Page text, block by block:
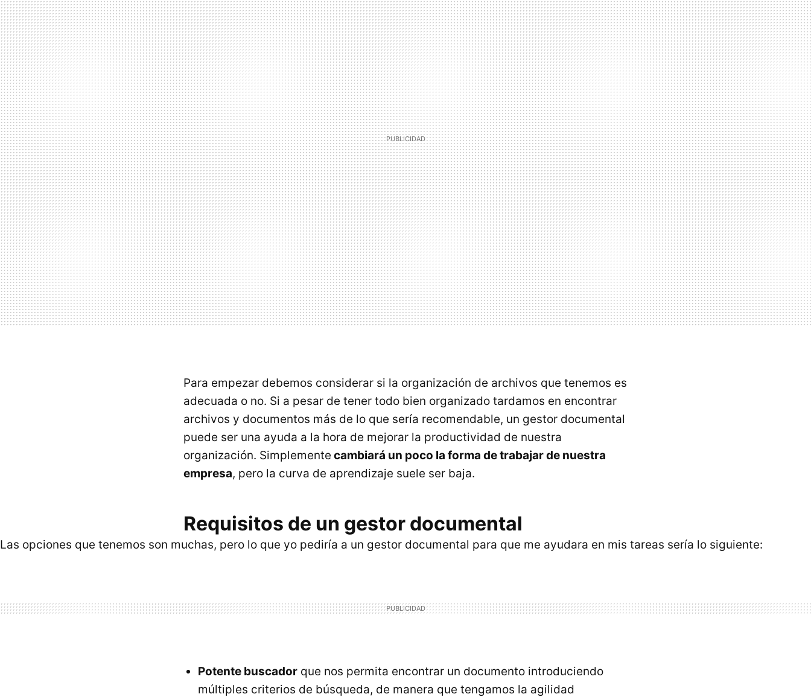
Para empezar debemos considerar si la organización de archivos que tenemos es
adecuada o no. Si a pesar de tener todo bien organizado tardamos en encontrar
archivos y documentos más de lo que sería recomendable, un gestor documental
puede ser una ayuda a la hora de mejorar la productividad de nuestra
organización. Simplemente cambiará un poco la forma de trabajar de nuestra
empresa, pero la curva de aprendizaje suele ser baja.
Requisitos de un gestor documental
Las opciones que tenemos son muchas, pero lo que yo pediría a un gestor documental para que me ayudara en mis tareas sería lo siguiente:
Potente buscador que nos permita encontrar un documento introduciendo
múltiples criterios de búsqueda, de manera que tengamos la agilidad